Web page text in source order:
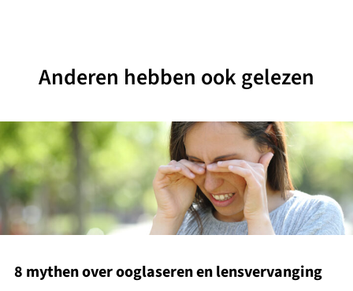
Anderen hebben ook gelezen
8 mythen over ooglaseren en lensvervanging